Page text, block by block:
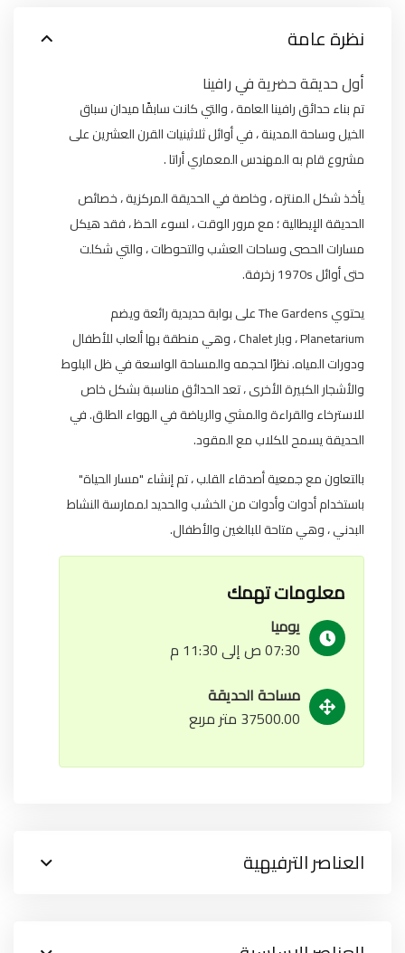
نظرة عامة
أول حديقة حضرية في رافينا
تم بناء حدائق رافينا العامة ، والتي كانت سابقًا ميدان سباق
الخيل وساحة المدينة ، في أوائل ثلاثينيات القرن العشرين على
مشروع قام به المهندس المعماري أراتا .
يأخذ شكل المنتزه ، وخاصة في الحديقة المركزية ، خصائص
الحديقة الإيطالية ؛ مع مرور الوقت ، لسوء الحظ ، فقد هيكل
مسارات الحصى وساحات العشب والتحوطات ، والتي شكلت
حتى أوائل 1970s زخرفة.
يحتوي The Gardens على بوابة حديدية رائعة ويضم
Planetarium ، وبار Chalet ، وهي منطقة بها ألعاب للأطفال
ودورات المياه. نظرًا لحجمه والمساحة الواسعة في ظل البلوط
والأشجار الكبيرة الأخرى ، تعد الحدائق مناسبة بشكل خاص
للاسترخاء والقراءة والمشي والرياضة في الهواء الطلق. في
الحديقة يسمح للكلاب مع المقود.
بالتعاون مع جمعية أصدقاء القلب ، تم إنشاء "مسار الحياة"
باستخدام أدوات وأدوات من الخشب والحديد لممارسة النشاط
البدني ، وهي متاحة للبالغين والأطفال.
معلومات تهمك
يوميا
07:30 ص إلى 11:30 م
مساحة الحديقة
37500.00 متر مربع
العناصر الترفيهية